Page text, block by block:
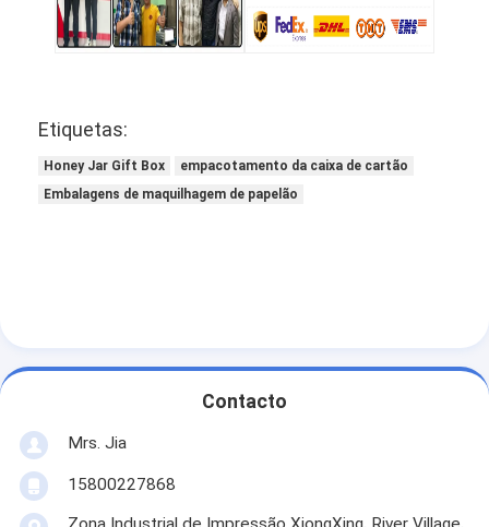
Etiquetas:
Honey Jar Gift Box
empacotamento da caixa de cartão
Embalagens de maquilhagem de papelão
Contacto
Mrs. Jia
15800227868